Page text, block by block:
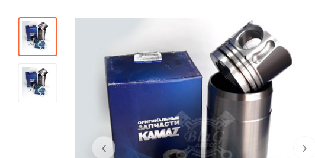
‹ ›